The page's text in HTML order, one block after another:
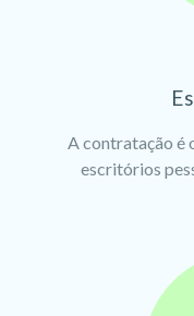
A contratação é
escritórios